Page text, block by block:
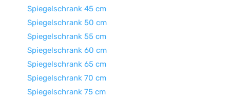
Spiegelschrank 45 cm
Spiegelschrank 50 cm
Spiegelschrank 55 cm
Spiegelschrank 60 cm
Spiegelschrank 65 cm
Spiegelschrank 70 cm
Spiegelschrank 75 cm